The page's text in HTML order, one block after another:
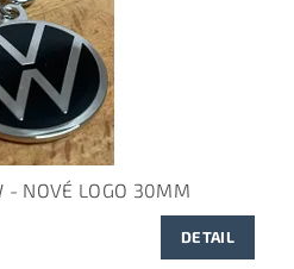
- NOVÉ LOGO 30MM
DETAIL